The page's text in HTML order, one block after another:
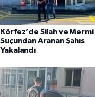
Körfez’de Silah ve Mermi
Suçundan Aranan Şahıs
Yakalandı